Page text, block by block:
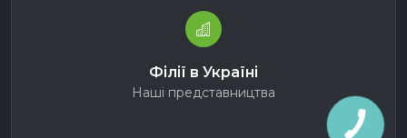
Філії в Україні
Наші представництва